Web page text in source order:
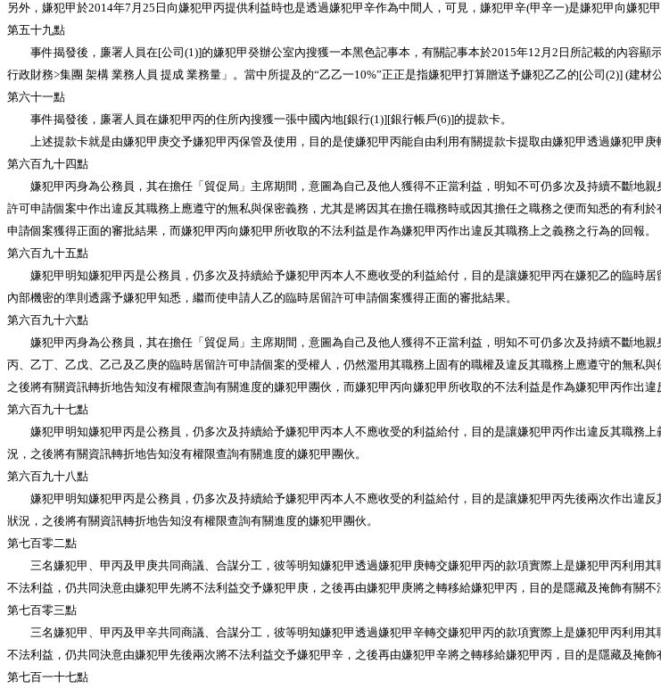
另外，嫌犯甲於2014年7月25日向嫌犯甲丙提供利益時也是透過嫌犯甲辛作為中間人，可見，嫌犯甲辛(甲辛一)是嫌犯甲向嫌犯
第五十九點
事件揭發後，廉署人員在[公司(1)]的嫌犯甲癸辦公室內搜獲一本黑色記事本，有關記事本於2015年12月2日所記載的內容顯
行政財務>集團 架構 業務人員 提成 業務量」。當中所提及的“乙乙一10%”正正是指嫌犯甲打算贈送予嫌犯乙乙的[公司(2)] (建材
第六十一點
事件揭發後，廉署人員在嫌犯甲丙的住所內搜獲一張中國內地[銀行(1)][銀行帳戶(6)]的提款卡。
上述提款卡就是由嫌犯甲庚交予嫌犯甲丙保管及使用，目的是使嫌犯甲丙能自由利用有關提款卡提取由嫌犯甲透過嫌犯甲庚
第六百九十四點
嫌犯甲丙身為公務員，其在擔任「貿促局」主席期間，意圖為自己及他人獲得不正當利益，明知不可仍多次及持續不斷地
許可申請個案中作出違反其職務上應遵守的無私與保密義務，尤其是將因其在擔任職務時或因其擔任之職務之便而知悉的有利
申請個案獲得正面的審批結果，而嫌犯甲丙向嫌犯甲所收取的不法利益是作為嫌犯甲丙作出違反其職務上之義務之行為的回報。
第六百九十五點
嫌犯甲明知嫌犯甲丙是公務員，仍多次及持續給予嫌犯甲丙本人不應收受的利益給付，目的是讓嫌犯甲丙在嫌犯乙的臨時
內部機密的準則透露予嫌犯甲知悉，繼而使申請人乙的臨時居留許可申請個案獲得正面的審批結果。
第六百九十六點
嫌犯甲丙身為公務員，其在擔任「貿促局」主席期間，意圖為自己及他人獲得不正當利益，明知不可仍多次及持續不斷地
丙、乙丁、乙戊、乙己及乙庚的臨時居留許可申請個案的受權人，仍然濫用其職務上固有的職權及違反其職務上應遵守的無私
之後將有關資訊轉折地告知沒有權限查詢有關進度的嫌犯甲團伙，而嫌犯甲丙向嫌犯甲所收取的不法利益是作為嫌犯甲丙作出違
第六百九十七點
嫌犯甲明知嫌犯甲丙是公務員，仍多次及持續給予嫌犯甲丙本人不應收受的利益給付，目的是讓嫌犯甲丙作出違反其職務
況，之後將有關資訊轉折地告知沒有權限查詢有關進度的嫌犯甲團伙。
第六百九十八點
嫌犯甲明知嫌犯甲丙是公務員，仍多次及持續給予嫌犯甲丙本人不應收受的利益給付，目的是讓嫌犯甲丙先後兩次作出違
狀況，之後將有關資訊轉折地告知沒有權限查詢有關進度的嫌犯甲團伙。
第七百零二點
三名嫌犯甲、甲丙及甲庚共同商議、合謀分工，彼等明知嫌犯甲透過嫌犯甲庚轉交嫌犯甲丙的款項實際上是嫌犯甲丙利用
不法利益，仍共同決意由嫌犯甲先將不法利益交予嫌犯甲庚，之後再由嫌犯甲庚將之轉移給嫌犯甲丙，目的是隱藏及掩飾有關
第七百零三點
三名嫌犯甲、甲丙及甲辛共同商議、合謀分工，彼等明知嫌犯甲透過嫌犯甲辛轉交嫌犯甲丙的款項實際上是嫌犯甲丙利用
不法利益，仍共同決意由嫌犯甲先後兩次將不法利益交予嫌犯甲辛，之後再由嫌犯甲辛將之轉移給嫌犯甲丙，目的是隱藏及掩
第七百一十七點